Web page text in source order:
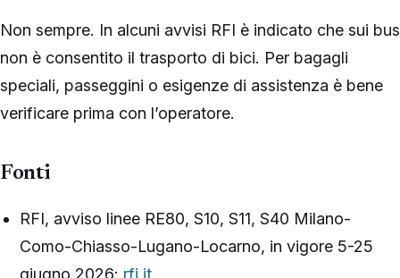
Non sempre. In alcuni avvisi RFI è indicato che sui bus
non è consentito il trasporto di bici. Per bagagli
speciali, passeggini o esigenze di assistenza è bene
verificare prima con l’operatore.
Fonti
RFI, avviso linee RE80, S10, S11, S40 Milano-
Como-Chiasso-Lugano-Locarno, in vigore 5-25